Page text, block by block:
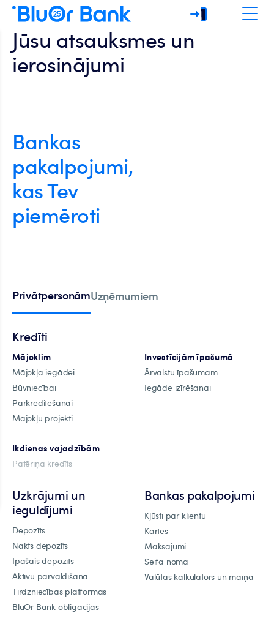
Jūsu atsauksmes un
ierosinājumi
Bankas
pakalpojumi,
kas Tev
piemēroti
PrivātpersonāmUzņēmumiem
Kredīti
Mājoklim
Mājokļa iegādei
Būvniecībai
Pārkreditēšanai
Mājokļu projekti
Investīcijām īpašumā
Ārvalstu īpašumam
Iegāde izīrēšanai
Ikdienas vajadzībām
Patēriņa kredīts
Uzkrājumi un
ieguldījumi
Depozīts
Nakts depozīts
Īpašais depozīts
Aktīvu pārvaldīšana
Tirdzniecības platformas
BluOr Bank obligācijas
Bankas pakalpojumi
Kļūsti par klientu
Kartes
Maksājumi
Seifa noma
Valūtas kalkulators un maiņa